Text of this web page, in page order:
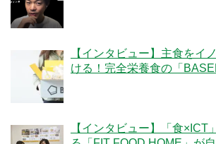
【インタビュー】主食をイ
ける！完全栄養食の「
【インタビュー】「食×ICT